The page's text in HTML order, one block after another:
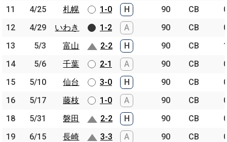
11
4/25 札幌 1-0 H 90 CB
12
4/29 いわき 1-2 A 90 CB
13
5/3 富山 2-2 H 90 CB
14
5/6 千葉 2-1 A 90 CB
15
5/10 仙台 3-0 H 90 CB
16
5/17 藤枝 1-0 A 90 CB
18
5/31 磐田 2-2 H 90 CB
19
6/15 長崎 3-3 A 90 CB
11
4/25
札幌
12
4/29
いわき
13
5/3
富山
14
5/6
千葉
15
5/10
仙台
16
5/17
藤枝
18
5/31
磐田
19
6/15
長崎